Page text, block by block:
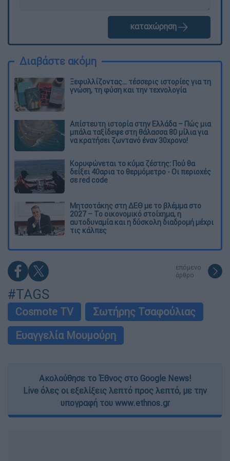
καταχώρηση
Διαβάστε ακόμη
Ξεφυλλίζοντας... τέσσερις ιστορίες για τη
γνώση, τη φύση και την τεχνολογία
Απίστευτη ιστορία στην Ελλάδα – Πώς μια
μπάλα ταξίδεψε στη θάλασσα 80 μίλια για
να κρατήσει ζωντανό έναν 30χρονο!
Κορυφώνεται το κύμα ζέστης: Πού θα
δείξει 40αρια το θερμόμετρο - Οι περιοχές
σε red code
Μητσοτάκης στη ΔΕΘ με το βλέμμα στο
2027 – Το οικονομικό στοίχημα, η
αυτοδυναμία και η δύσκολη διαδρομή μέχρι
τις κάλπες
επόμενο
άρθρο
#TAGS
Cosmote TV
Σωτήρης Τσαφούλιας
Ευαγγελία Μουμούρη
Ακολούθησε το Έθνος στο Google News!
Live όλες οι εξελίξεις λεπτό προς λεπτό, με την
υπογραφή του www.ethnos.gr